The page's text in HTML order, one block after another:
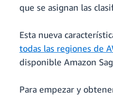
que se asignan las
Esta nueva
todas las regiones de
disponible Amazon
Para empezar y